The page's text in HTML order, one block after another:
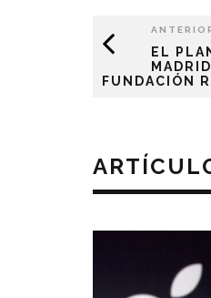
EL
FUNDACIÓN